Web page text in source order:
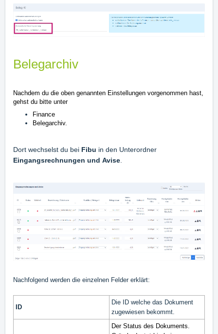
Belegarchiv
Nachdem du die oben genannten Einstellungen vorgenommen hast,
gehst du bitte unter
Finance
Belegarchiv.
Dort wechselst du bei Fibu in den Unterordner
Eingangsrechnungen und Avise
Nachfolgend werden die einzelnen Felder erklärt:
ID
Die ID welche das Dokument
zugewiesen bekommt.
Der Status des Dokuments.